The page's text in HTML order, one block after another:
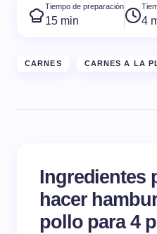
Tiempo de preparación
15 min 4
CARNES CARNES A LA
Ingredientes
hacer
pollo para 4